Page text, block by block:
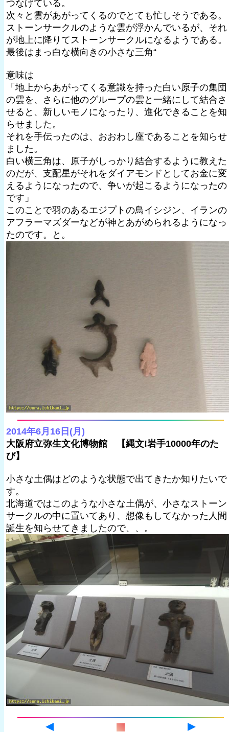
つなげている。
次々と雲があがってくるのでとても忙しそうである。
ストーンサークルのような雲が浮かんでいるが、それ
が地上に降りてストーンサークルになるようである。
最後はまっ白な横向きの小さな三角“
意味は
「地上からあがってくる意識を持った白い原子の集団
の雲を、さらに他のグループの雲と一緒にして結合さ
せると、新しいモノになったり、進化できることを知
らせました。
それを手伝ったのは、おおわし座であることを知らせ
ました。
白い横三角は、原子がしっかり結合するように教えた
のだが、支配星がそれをダイアモンドとしてお金に変
えるようになったので、争いが起こるようになったの
です」
このことで羽のあるエジプトの鳥イシジン、イランの
アフラーマズダーなどが神とあがめられるようになっ
たのです。と。
2014年6月16日(月)
大阪府立弥生文化博物館 【縄文!岩手10000年のた
び】
小さな土偶はどのような状態で出てきたか知りたいで
す。
北海道ではこのような小さな土偶が、小さなストーン
サークルの中に置いてあり、想像もしてなかった人間
誕生を知らせてきましたので、、。